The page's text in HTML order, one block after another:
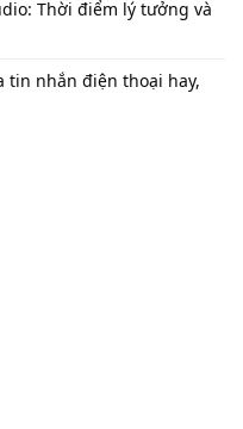
Thời điểm lý tưởng và
tin nhắn​ điện thoại hay,